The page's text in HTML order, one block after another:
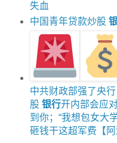
失血
中国青年贷款炒股
中共财政部强了央
股 银行开内部会应
到你；“我想包女大
砸钱干这超军费【阿